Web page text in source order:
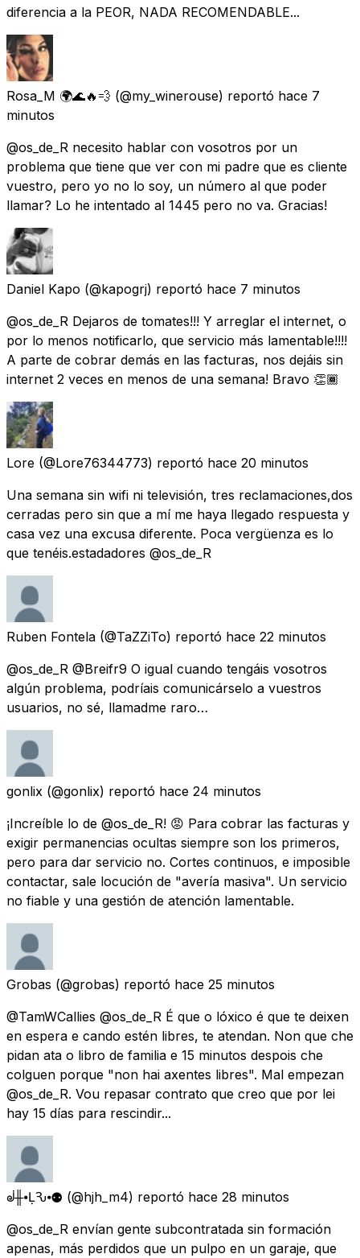
diferencia a la PEOR, NADA RECOMENDABLE...
Rosa_M 🌍🌊🔥💨 (@my_winerouse) reportó hace 7
minutos
@os_de_R necesito hablar con vosotros por un
problema que tiene que ver con mi padre que es cliente
vuestro, pero yo no lo soy, un número al que poder
llamar? Lo he intentado al 1445 pero no va. Gracias!
Daniel Kapo (@kapogrj) reportó hace 7 minutos
@os_de_R Dejaros de tomates!!! Y arreglar el internet, o
por lo menos notificarlo, que servicio más lamentable!!!!
A parte de cobrar demás en las facturas, nos dejáis sin
internet 2 veces en menos de una semana! Bravo 👏🏾
Lore (@Lore76344773) reportó hace 20 minutos
Una semana sin wifi ni televisión, tres reclamaciones,dos
cerradas pero sin que a mí me haya llegado respuesta y
casa vez una excusa diferente. Poca vergüenza es lo
que tenéis.estadadores @os_de_R
Ruben Fontela (@TaZZiTo) reportó hace 22 minutos
@os_de_R @Breifr9 O igual cuando tengáis vosotros
algún problema, podríais comunicárselo a vuestros
usuarios, no sé, llamadme raro…
gonlix (@gonlix) reportó hace 24 minutos
¡Increíble lo de @os_de_R! 😡 Para cobrar las facturas y
exigir permanencias ocultas siempre son los primeros,
pero para dar servicio no. Cortes continuos, e imposible
contactar, sale locución de "avería masiva". Un servicio
no fiable y una gestión de atención lamentable.
Grobas (@grobas) reportó hace 25 minutos
@TamWCallies @os_de_R É que o lóxico é que te deixen
en espera e cando estén libres, te atendan. Non que che
pidan ata o libro de familia e 15 minutos despois che
colguen porque "non hai axentes libres". Mal empezan
@os_de_R. Vou repasar contrato que creo que por lei
hay 15 días para rescindir...
ᣫ╫⦁ḶѦԄ⦁⚉ (@hjh_m4) reportó hace 28 minutos
@os_de_R envían gente subcontratada sin formación
apenas, más perdidos que un pulpo en un garaje, que